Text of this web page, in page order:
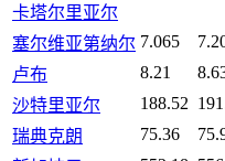
卡塔尔里亚尔
塞尔维亚第纳尔 7.065
卢布
8.21
沙特里亚尔
188.52
瑞典克朗
75.36